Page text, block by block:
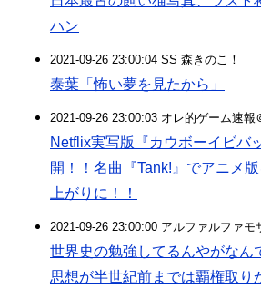
ハン
2021-09-26 23:00:04 SS 森きのこ！
泰葉「怖い夢を見たから」
2021-09-26 23:00:03 オレ的ゲーム速報
Netflix実写版『カウボーイビバ
開！！名曲『Tank!』でアニメ
上がりに！！
2021-09-26 23:00:00 アルファルファモ
世界史の勉強してるんやがなん
思想が半世紀前までは覇権取